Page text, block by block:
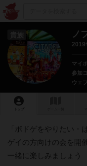
ノ
2019
マイ
参加
ウェ
トップ
「ボドゲをやりたい・
ゲイの方向けの会を開
一緒に楽しみましょう